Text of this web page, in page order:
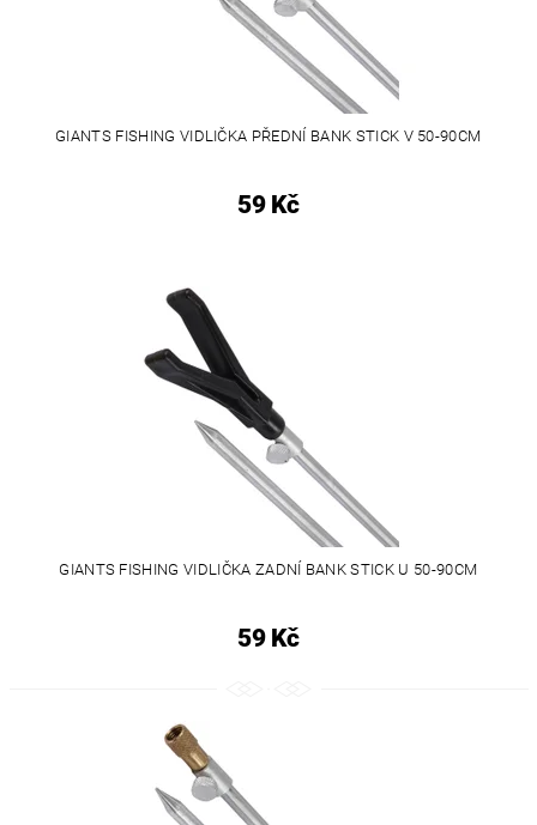
GIANTS FISHING VIDLIČKA PŘEDNÍ BANK STICK V 50-90CM
59 Kč
GIANTS FISHING VIDLIČKA ZADNÍ BANK STICK U 50-90CM
59 Kč